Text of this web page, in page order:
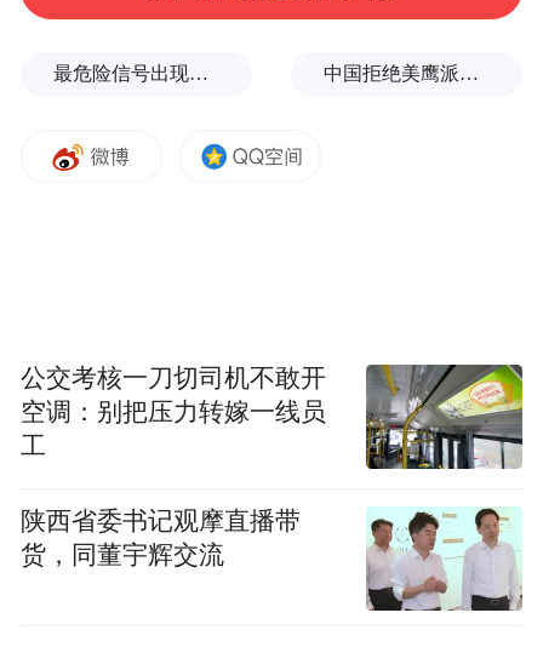
此次展览开幕也是故宫博物院与法国机构交
与法国凡尔赛宫和吉美国立亚洲艺术博物馆
故宫博物院与卡地亚也签署了合作协议。故
最危险信号出现！全球能源大动脉岌岌可危 中国拒绝美鹰派副防长访华？弦外之音被热议
公交考核一刀切司机不敢开
空调：别把压力转嫁一线员
工
陕西省委书记观摩直播带
货，同董宇辉交流